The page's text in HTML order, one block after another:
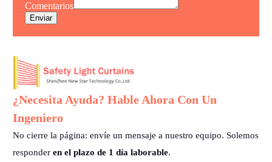
Comentarios
Enviar
¿Necesita Ayuda? Hable Ahora Con Un
Ingeniero
No cierre la página: envíe un mensaje a nuestro equipo. Solemos
responderen el plazo de 1 día laborable.